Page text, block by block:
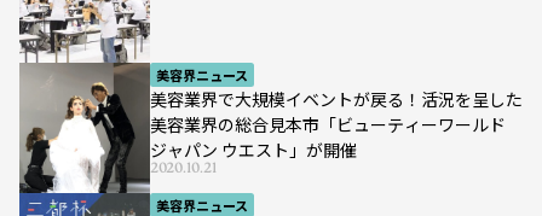
美容界ニュース
美容業界で大規模イベントが戻る！活況を呈した
美容業界の総合見本市「ビューティーワールド
ジャパン ウエスト」が開催
2020.10.21
美容界ニュース